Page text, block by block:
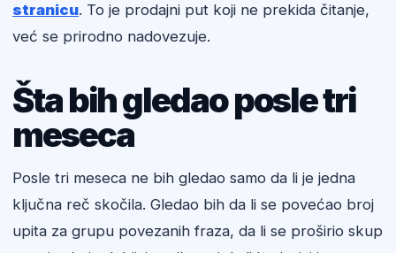
stranicu. To je prodajni put koji ne prekida čitanje,
već se prirodno nadovezuje.
Šta bih gledao posle tri
meseca
Posle tri meseca ne bih gledao samo da li je jedna
ključna reč skočila. Gledao bih da li se povećao broj
upita za grupu povezanih fraza, da li se proširio skup